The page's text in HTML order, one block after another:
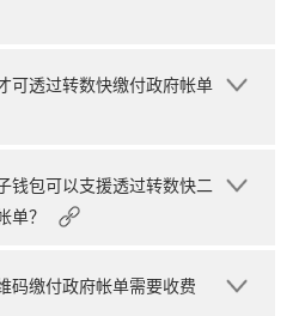
可透过转数快缴付政府帐单
钱包可以支援透过转数快二
单？
码缴付政府帐单需要收费